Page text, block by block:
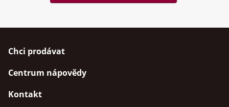
Chci prodávat
Centrum nápovědy
Kontakt